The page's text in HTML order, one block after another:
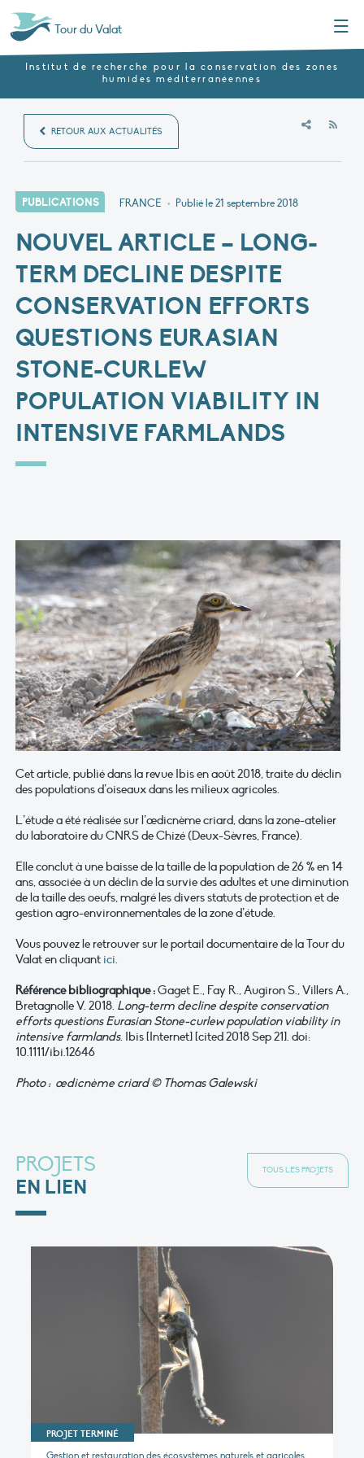
Tour du Valat
Institut de recherche pour la conservation des zones
humides méditerranéennes
RETOUR AUX ACTUALITÉS
PUBLICATIONS FRANCE • Publié le21 septembre 2018
NOUVEL ARTICLE – LONG-
TERM DECLINE DESPITE
CONSERVATION EFFORTS
QUESTIONS EURASIAN
STONE-CURLEW
POPULATION VIABILITY IN
INTENSIVE FARMLANDS
Cet article, publié dans la revue Ibis en août 2018, traite du déclin
des populations d’oiseaux dans les milieux agricoles.
L’étude a été réalisée sur l’œdicnème criard, dans la zone-atelier
du laboratoire du CNRS de Chizé (Deux-Sèvres, France).
Elle conclut à une baisse de la taille de la population de 26 % en 14
ans, associée à un déclin de la survie des adultes et une diminution
de la taille des oeufs, malgré les divers statuts de protection et de
gestion agro-environnementales de la zone d’étude.
Vous pouvez le retrouver sur le portail documentaire de la Tour du
Valat en cliquant ici.
Référence bibliographique :Gaget E., Fay R., Augiron S., Villers A.,
Bretagnolle V. 2018. Long-term decline despite conservation
efforts questions Eurasian Stone-curlew population viability in
intensive farmlands. Ibis [Internet] [cited 2018 Sep 21]. doi:
10.1111/ibi.12646
Photo : œdicnème criard © Thomas Galewski
PROJETS
EN LIEN
TOUS LES PROJETS
PROJET TERMINÉ
Gestion et restauration des écosystèmes naturels et agricoles